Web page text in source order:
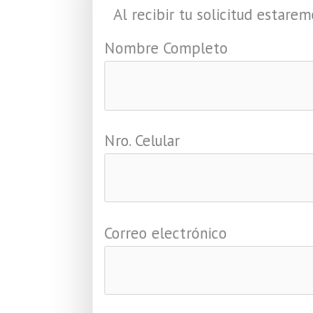
Al recibir tu solicitud
Nombre Completo
Nro. Celular
Correo electrónico